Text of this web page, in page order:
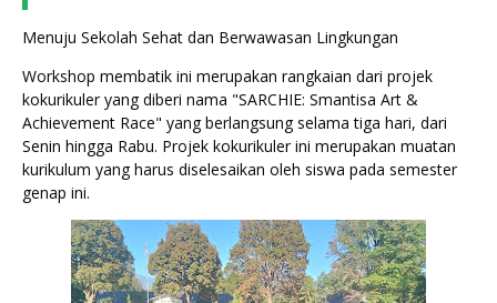
Menuju Sekolah Sehat dan Berwawasan Lingkungan
Workshop membatik ini merupakan rangkaian dari projek
kokurikuler yang diberi nama "SARCHIE: Smantisa Art &
Achievement Race" yang berlangsung selama tiga hari, dari
Senin hingga Rabu. Projek kokurikuler ini merupakan muatan
kurikulum yang harus diselesaikan oleh siswa pada semester
genap ini.